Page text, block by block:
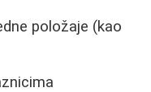
položaje (kao